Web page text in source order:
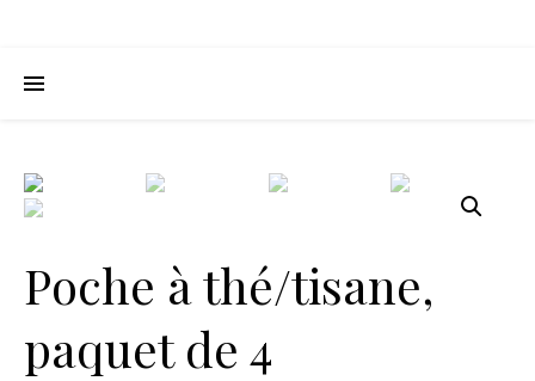
Poche à thé/tisane,
paquet de 4